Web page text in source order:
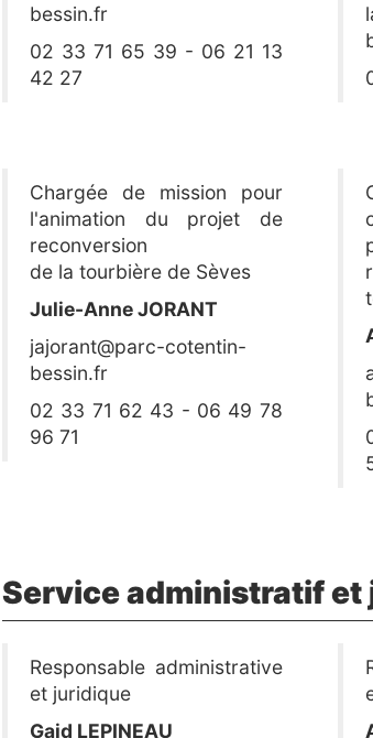
bessin.fr
02 33 71 65 39 - 06 21 13
42 27
Chargée de mission pour
l'animation du projet de
reconversion
de la tourbière de Sèves
Julie-Anne JORANT
jajorant@parc-cotentin-
bessin.fr
02 33 71 62 43 - 06 49 78
96 71
Service administratif et
Responsable administrative
et juridique
Gaid LEPINEAU